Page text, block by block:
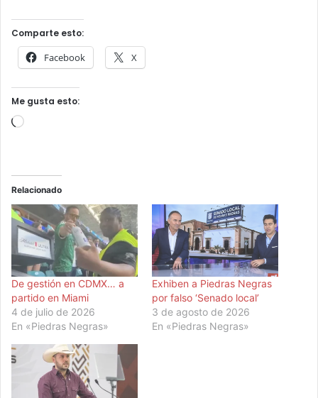
Comparte esto:
Facebook X
Me gusta esto:
Cargando...
Relacionado
De gestión en CDMX… a
partido en Miami
4 de julio de 2026
En «Piedras Negras»
Exhiben a Piedras Negras
por falso ‘Senado local’
3 de agosto de 2026
En «Piedras Negras»